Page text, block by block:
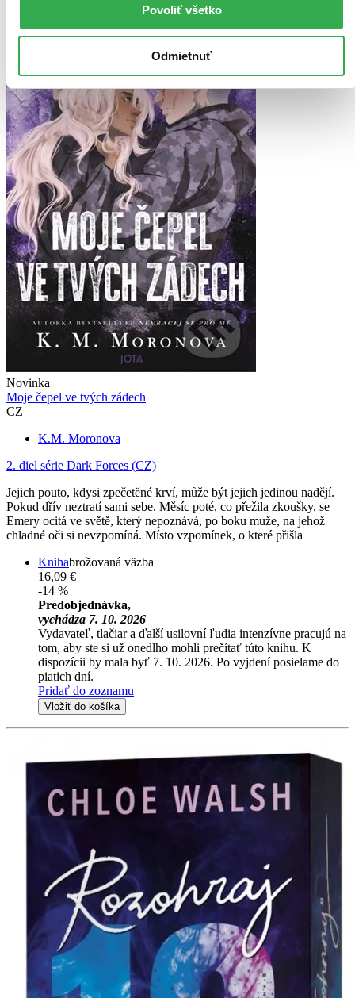
Povoliť všetko
Odmietnuť
Novinka
Moje čepel ve tvých zádech
CZ
K.M. Moronova
2. diel série Dark Forces (CZ)
Jejich pouto, kdysi zpečetěné krví, může být jejich jedinou nadějí.
Pokud dřív neztratí sami sebe. Měsíc poté, co přežila zkoušky, se
Emery ocitá ve světě, který nepoznává, po boku muže, na jehož
chladné oči si nevzpomíná. Místo vzpomínek, o které přišla
Knihabrožovaná väzba
16,09 €
-14 %
Predobjednávka,
vychádza 7. 10. 2026
Vydavateľ, tlačiar a ďalší usilovní ľudia intenzívne pracujú na
tom, aby ste si už onedlho mohli prečítať túto knihu. K
dispozícii by mala byť 7. 10. 2026. Po vyjdení posielame do
piatich dní.
Pridať do zoznamu
Vložiť do košíka